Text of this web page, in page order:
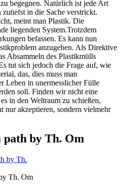
begegnen. Natürlich ist jede Art
in die Sache verstrickt.
meint man Plastik. Die
liegenden System.Trotzdem
befassen. Es kann nun
anzugehen. Als Direktive
Absammeln des Plastikmülls
tut sich jedoch die Frage auf, wie
das, dies muss man
Leben in unermesslicher Fülle
soll. Finden wir nicht eine
in den Weltraum zu schießen,
nur akzeptieren, sondern vielmehr
by Th. Om
Th. Om